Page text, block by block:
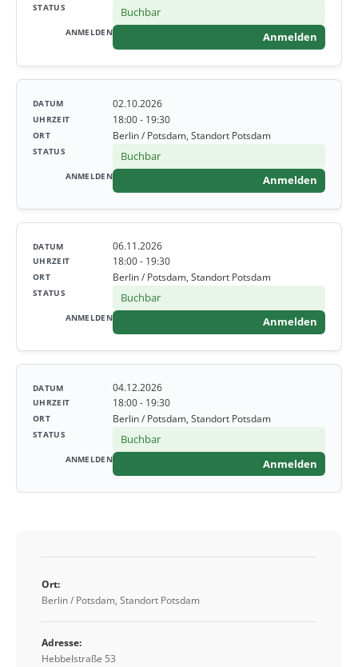
Buchbar
Anmelden
02.10.2026
18:00 - 19:30
Berlin / Potsdam, Standort Potsdam
Buchbar
Anmelden
06.11.2026
18:00 - 19:30
Berlin / Potsdam, Standort Potsdam
Buchbar
Anmelden
04.12.2026
18:00 - 19:30
Berlin / Potsdam, Standort Potsdam
Buchbar
Anmelden
Ort:
Berlin / Potsdam, Standort Potsdam
Adresse:
Hebbelstraße 53